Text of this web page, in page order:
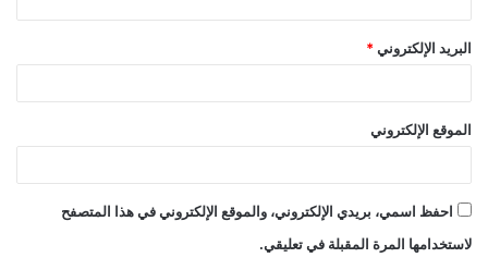
البريد الإلكتروني *
الموقع الإلكتروني
احفظ اسمي، بريدي الإلكتروني، والموقع الإلكتروني في هذا المتصفح
لاستخدامها المرة المقبلة في تعليقي.